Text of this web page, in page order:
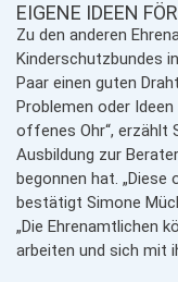
EIGENE IDEEN
Zu den anderen
Kinderschutzbundes
Paar einen guten
Problemen oder
offenes Ohr“, erzählt
Ausbildung zur
begonnen hat.
bestätigt Simone
„Die Ehrenamtlichen
arbeiten und sich mit